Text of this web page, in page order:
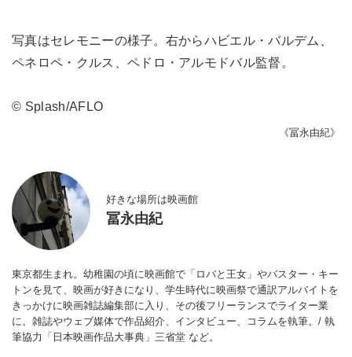
写真はセレモニーの様子。右からハビエル・バルデム、
ペネロペ・クルス、ペドロ・アルモドバル監督。
© Splash/AFLO
《冨永由紀》
好きな場所は映画館
冨永由紀
東京都生まれ。幼稚園の頃に映画館で「ロバと王女」やバスター・キー
トンを見て、映画が好きになり、学生時代に映画祭で通訳アルバイトを
きっかけに映画雑誌編集部に入り、その後フリーランスでライター業
に。雑誌やウェブ媒体で作品紹介、インタビュー、コラムを執筆。/ 執
筆協力「日本映画作品大事典」三省堂 など。